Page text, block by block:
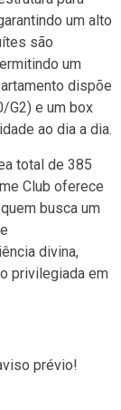
um alto
são
um
dispõe
G2) e um box
ao dia a dia.
total de 385
Club oferece
busca um
divina,
privilegiada em
prévio!